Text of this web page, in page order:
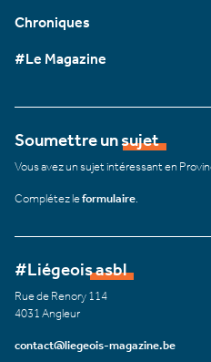
Chroniques
#Le Magazine
Soumettre un sujet
Vous avez un sujet intéressant en
Complétez leformulaire
#Liégeois asbl
Rue de Renory 114
4031 Angleur
contact@liegeois-magazine.be